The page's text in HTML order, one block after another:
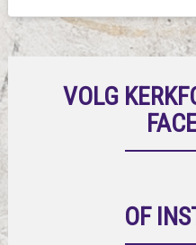
VOLG
OF